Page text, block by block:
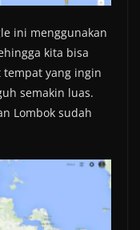
ini menggunakan
kita bisa
yang ingin
semakin luas.
Lombok sudah